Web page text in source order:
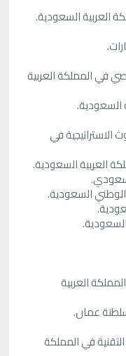
العربية السعودية.
في المملكة العربية
السعودية.
الاستراتيجية في
العربية السعودية.
الوطني السعودية.
السعودية.
العربية
عمان.
في المملكة